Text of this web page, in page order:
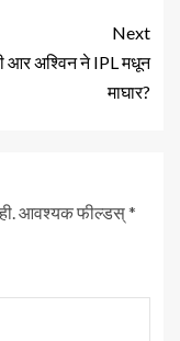
Next
आर अश्विन ने IPL मधून
माघार?
आवश्यक फील्डस्*